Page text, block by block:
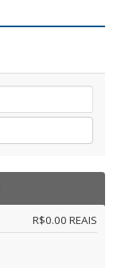
R$0.00 REAIS